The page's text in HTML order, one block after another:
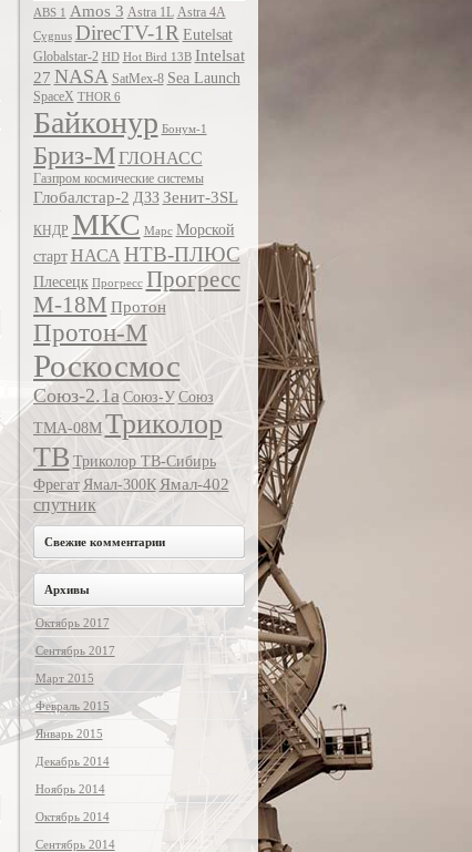
ABS 1 Amos 3 Astra 1L Astra 4A
Cygnus DirecTV-1R Eutelsat
Globalstar-2 HD Hot Bird 13B Intelsat
27 NASA SatMex-8 Sea Launch
SpaceX THOR 6
Байконур Бонум-1
Бриз-МГЛОНАСС
Газпром космические системы
Глобалстар-2 ДЗЗ Зенит-3SL
КНДР МКС Марс Морской
старт НАСАНТВ-ПЛЮС
Плесецк Прогресс Прогресс
М-18М Протон
Протон-М
Роскосмос
Союз-2.1а Союз-У Союз
ТМА-08М Триколор
ТВ Триколор ТВ-Сибирь
Фрегат Ямал-300К Ямал-402
спутник
Свежие комментарии
Архивы
Октябрь 2017
Сентябрь 2017
Март 2015
Февраль 2015
Январь 2015
Декабрь 2014
Ноябрь 2014
Октябрь 2014
Сентябрь 2014